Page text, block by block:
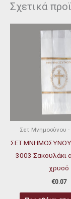
Σχετικά
Σετ Μνημοσύνου
ΣΕΤ
3003 Σακουλάκι
χρυσό
€0.07